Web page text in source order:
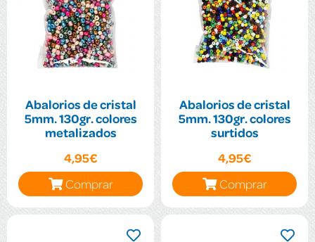
Abalorios de cristal
5mm. 130gr. colores
metalizados
4,95€
Comprar
Abalorios de cristal
5mm. 130gr. colores
surtidos
4,95€
Comprar